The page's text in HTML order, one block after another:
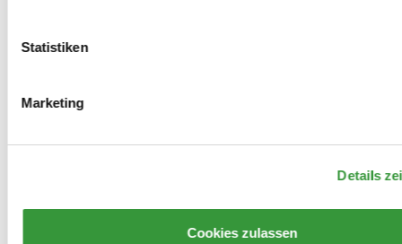
Statistiken
Marketing
Details
Cookies zulassen